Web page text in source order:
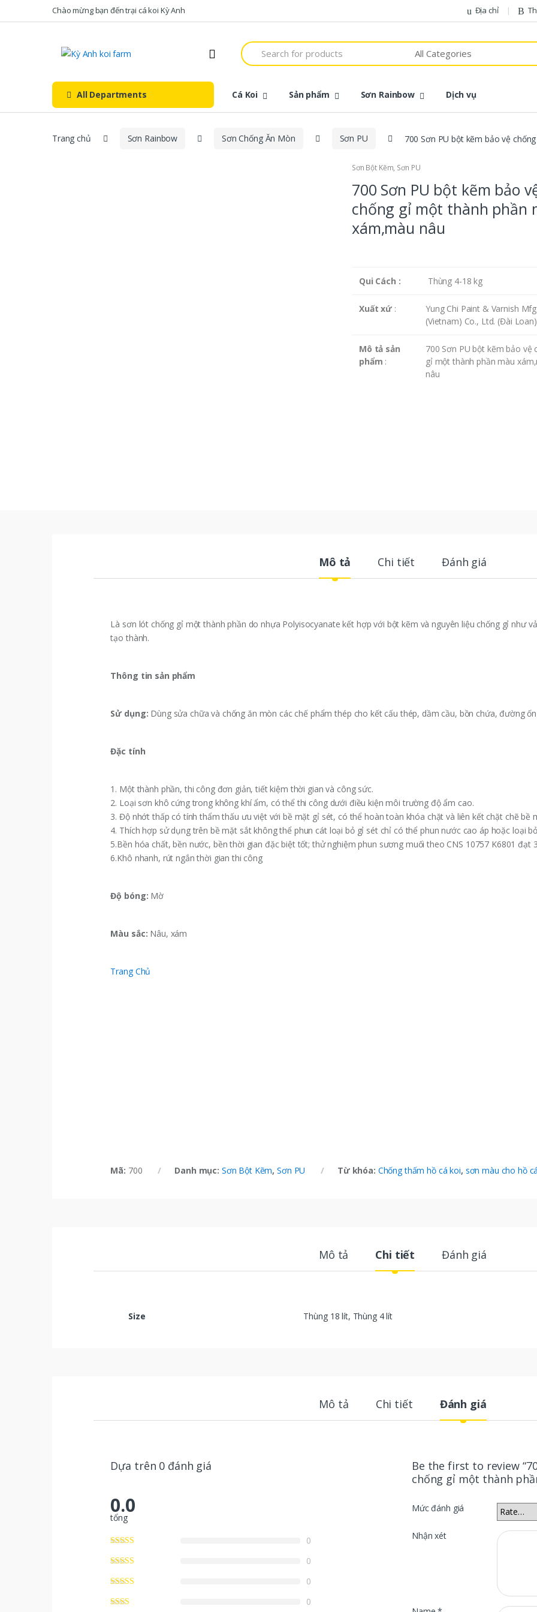
to
to
Chào mừng bạn đến trại cá koi Kỳ Anh Địa chỉ
Search
for:
All Departments Cá Koi Sản phẩm Sơn Rainbow Dịch vụ
Trang chủ Sơn Rainbow Sơn Chống Ăn Mòn Sơn PU 700 Sơn PU bột kẽm bảo vệ
Sơn Bột Kẽm, Sơn PU
700 Sơn PU bột kẽm bảo
chống gỉ một thành phần
xám,màu nâu
Qui Cách : Thùng 4-18 kg
Xuất xứ :
Yung Chi Paint & Varnish
(Vietnam) Co., Ltd. (Đài Loan)
Mô tả sản
phẩm :
700 Sơn PU bột kẽm bảo vệ
gỉ một thành phần màu
nâu
Mô tả Chi tiết Đánh giá
Là sơn lót chống gỉ một thành phần do nhựa Polyisocyanate kết hợp với bột kẽm và nguyên liệu chống gỉ như
tạo thành.
Thông tin sản phẩm
Sử dụng: Dùng sửa chữa và chống ăn mòn các chế phẩm thép cho kết cấu thép, dầm cầu, bồn chứa, đường
Đặc tính
1. Một thành phần, thi công đơn giản, tiết kiệm thời gian và công sức.
2. Loại sơn khô cứng trong không khí ẩm, có thể thi công dưới điều kiện môi trường độ ẩm cao.
3. Độ nhớt thấp có tính thẩm thấu ưu việt với bề mặt gỉ sét, có thể hoàn toàn khóa chặt và liên kết chặt chẽ bề
4. Thích hợp sử dụng trên bề mặt sắt không thể phun cát loại bỏ gỉ sét chỉ có thể phun nước cao áp hoặc loại
5.Bền hóa chất, bền nước, bền thời gian đặc biệt tốt; thử nghiệm phun sương muối theo CNS 10757 K6801 đạt
6.Khô nhanh, rút ngắn thời gian thi công
Độ bóng: Mờ
Màu sắc: Nâu, xám
Trang Chủ
Mã: 700 Danh mục: Sơn Bột Kẽm,Sơn PU Từ khóa: Chống thấm hồ cá koi, sơn màu cho hồ
Mô tả Chi tiết Đánh giá
Size Thùng 18 lít, Thùng 4 lít
Mô tả Chi tiết Đánh giá
Dựa trên 0 đánh giá
0.0
tổng
0
0
0
0
Be the first to review
chống gỉ một thành
Mức đánh giá
Nhận xét